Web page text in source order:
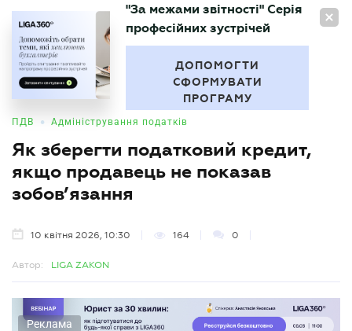
UA
БУХГАЛТЕР
"За межами звітності" Серія
професійних зустрічей
ДОПОМОГТИ
СФОРМУВАТИ
ПРОГРАМУ
ПДВ • Адміністрування податків
Як зберегти податковий кредит,
якщо продавець не показав
зобов’язання
10 квітня 2026, 10:30 164 0
Автор: LIGA ZAKON
Реклама